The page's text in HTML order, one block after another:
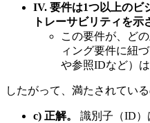
IV. 要件は1つ以上のビ
トレーサビリティを示
この要件が、ど
ィング要件に紐
や参照IDなど）は
したがって、満たされてい
c) 正解。
識別子（ID